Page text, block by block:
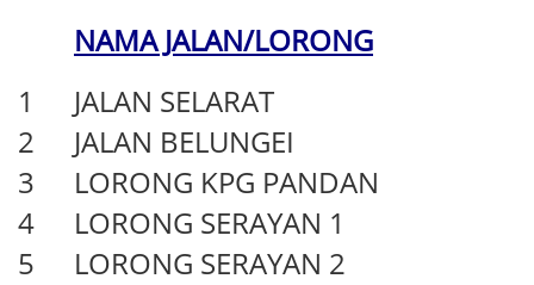
NAMA JALAN/LORONG
1
JALAN SELARAT
2
JALAN BELUNGEI
3
LORONG KPG PANDAN
4
LORONG SERAYAN 1
5
LORONG SERAYAN 2